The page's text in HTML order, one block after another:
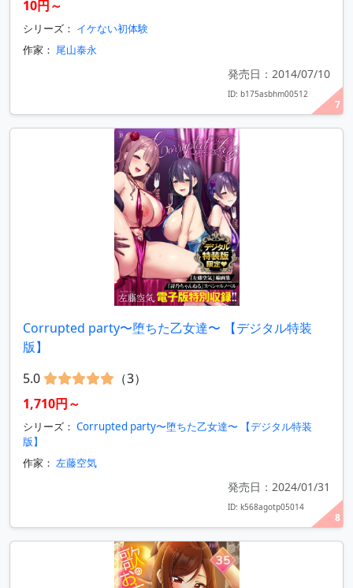
7
10円～
シリーズ： イケない初体験
作家： 尾山泰永
発売日：2014/07/10
ID: b175asbhm00512
8
Corrupted party〜堕ちた乙女達〜 【デジタル特装
版】
5.0
（3）
1,710円～
シリーズ： Corrupted party〜堕ちた乙女達〜 【デジタル特装
版】
作家： 左藤空気
発売日：2024/01/31
ID: k568agotp05014